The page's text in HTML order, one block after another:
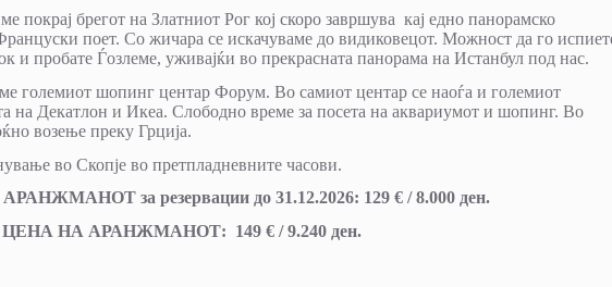
покрај брегот на Златниот Рог кој скоро завршува кај едно панорамско
поет. Со жичара се искачуваме до видиковецот. Можност да го
и пробате Ѓозлеме, уживајќи во прекрасната панорама на Истанбул под нас.
големиот шопинг центар Форум. Во самиот центар се наоѓа и големиот
на Декатлон и Икеа. Слободно време за посета на аквариумот и шопинг. Во
возење преку Грција.
во Скопје во претпладневните часови.
за резервации до 31.12.2026: 129 € / 8.000 ден.
НА АРАНЖМАНОТ: 149 € / 9.240 ден.